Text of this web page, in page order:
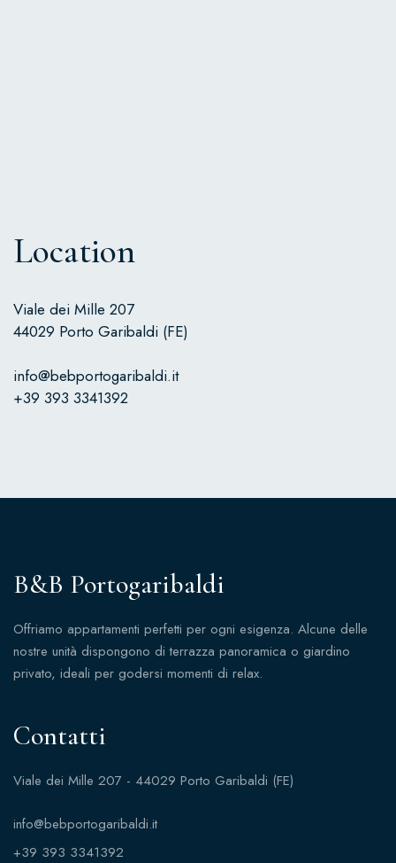
Location
Viale dei Mille 207
44029 Porto Garibaldi (FE)
info@bebportogaribaldi.it
+39 393 3341392
B&B Portogaribaldi
Offriamo appartamenti perfetti per ogni esigenza. Alcune delle
nostre unità dispongono di terrazza panoramica o giardino
privato, ideali per godersi momenti di relax.
Contatti
Viale dei Mille 207 - 44029 Porto Garibaldi (FE)
info@bebportogaribaldi.it
+39 393 3341392